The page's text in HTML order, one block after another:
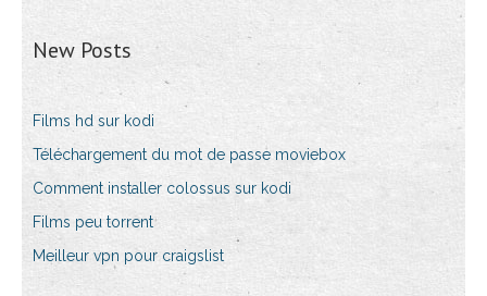
New Posts
Films hd sur kodi
Téléchargement du mot de passe moviebox
Comment installer colossus sur kodi
Films peu torrent
Meilleur vpn pour craigslist